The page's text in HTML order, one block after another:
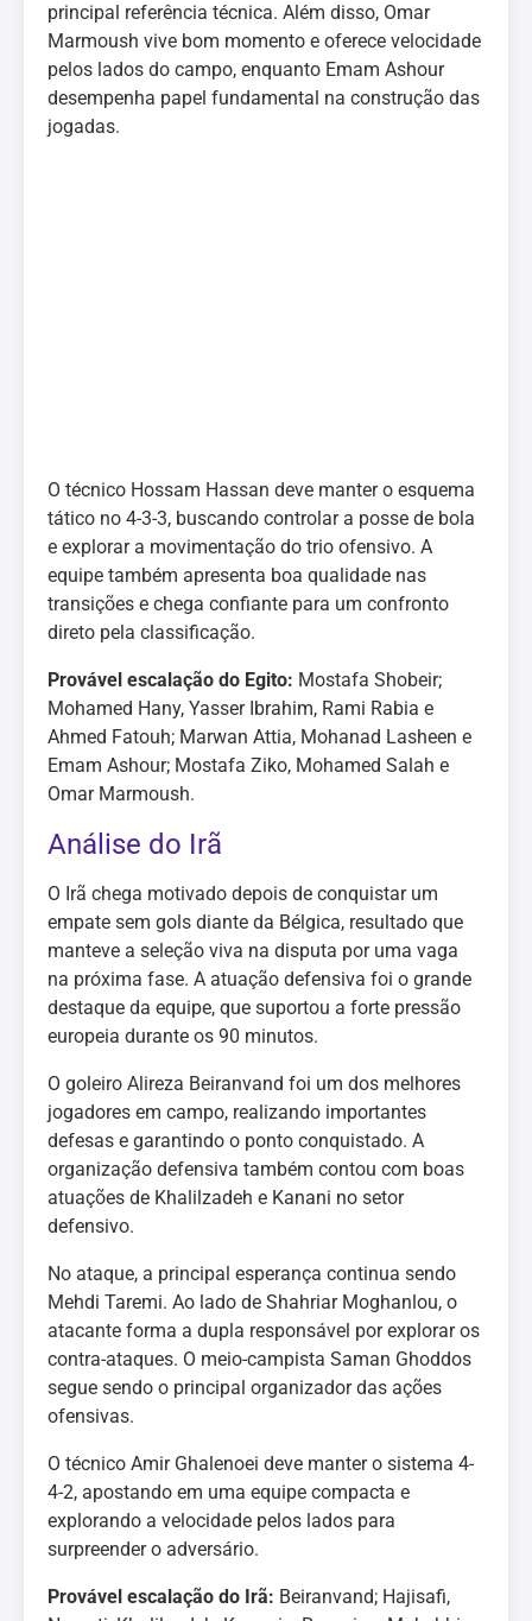
principal referência técnica. Além disso, Omar
Marmoush vive bom momento e oferece velocidade
pelos lados do campo, enquanto Emam Ashour
desempenha papel fundamental na construção das
jogadas.
O técnico Hossam Hassan deve manter o esquema
tático no 4-3-3, buscando controlar a posse de bola
e explorar a movimentação do trio ofensivo. A
equipe também apresenta boa qualidade nas
transições e chega confiante para um confronto
direto pela classificação.
Provável escalação do Egito: Mostafa Shobeir;
Mohamed Hany, Yasser Ibrahim, Rami Rabia e
Ahmed Fatouh; Marwan Attia, Mohanad Lasheen e
Emam Ashour; Mostafa Ziko, Mohamed Salah e
Omar Marmoush.
Análise do Irã
O Irã chega motivado depois de conquistar um
empate sem gols diante da Bélgica, resultado que
manteve a seleção viva na disputa por uma vaga
na próxima fase. A atuação defensiva foi o grande
destaque da equipe, que suportou a forte pressão
europeia durante os 90 minutos.
O goleiro Alireza Beiranvand foi um dos melhores
jogadores em campo, realizando importantes
defesas e garantindo o ponto conquistado. A
organização defensiva também contou com boas
atuações de Khalilzadeh e Kanani no setor
defensivo.
No ataque, a principal esperança continua sendo
Mehdi Taremi. Ao lado de Shahriar Moghanlou, o
atacante forma a dupla responsável por explorar os
contra-ataques. O meio-campista Saman Ghoddos
segue sendo o principal organizador das ações
ofensivas.
O técnico Amir Ghalenoei deve manter o sistema 4-
4-2, apostando em uma equipe compacta e
explorando a velocidade pelos lados para
surpreender o adversário.
Provável escalação do Irã: Beiranvand; Hajisafi,